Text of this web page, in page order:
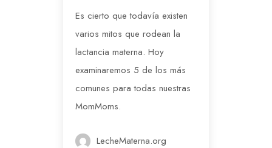
Es cierto que todavía existen
varios mitos que rodean la
lactancia materna. Hoy
examinaremos 5 de los más
comunes para todas nuestras
MomMoms.
LecheMaterna.org